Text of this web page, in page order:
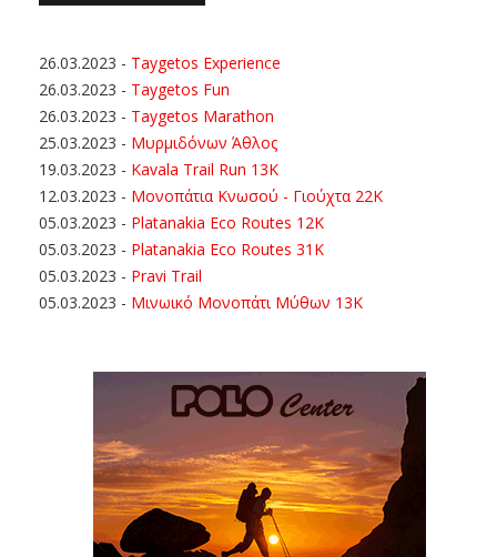
26.03.2023 - Taygetos Experience
26.03.2023 - Taygetos Fun
26.03.2023 - Taygetos Marathon
25.03.2023 - Μυρμιδόνων Άθλος
19.03.2023 - Kavala Trail Run 13K
12.03.2023 - Μονοπάτια Κνωσού - Γιούχτα 22Κ
05.03.2023 - Platanakia Eco Routes 12K
05.03.2023 - Platanakia Eco Routes 31K
05.03.2023 - Pravi Trail
05.03.2023 - Μινωικό Μονοπάτι Μύθων 13Κ